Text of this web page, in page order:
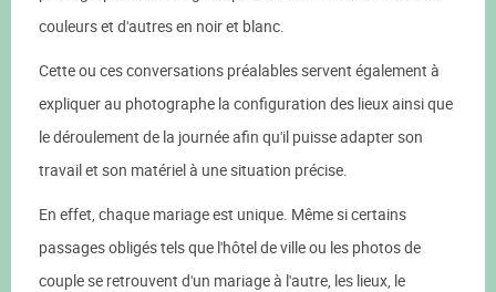
couleurs et d'autres en noir et blanc.
Cette ou ces conversations préalables servent également à
expliquer au photographe la configuration des lieux ainsi que
le déroulement de la journée afin qu'il puisse adapter son
travail et son matériel à une situation précise.
En effet, chaque mariage est unique. Même si certains
passages obligés tels que l'hôtel de ville ou les photos de
couple se retrouvent d'un mariage à l'autre, les lieux, le